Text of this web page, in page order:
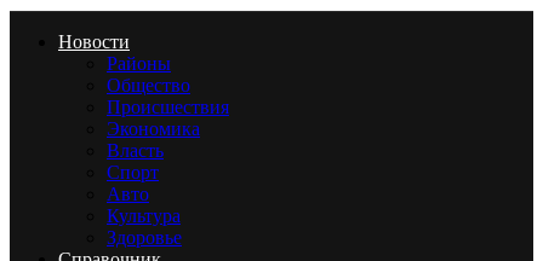
Новости
Районы
Общество
Происшествия
Экономика
Власть
Спорт
Авто
Культура
Здоровье